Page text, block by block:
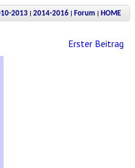
2013 | 2014-2016 | Forum | HOME
Erster Beitrag